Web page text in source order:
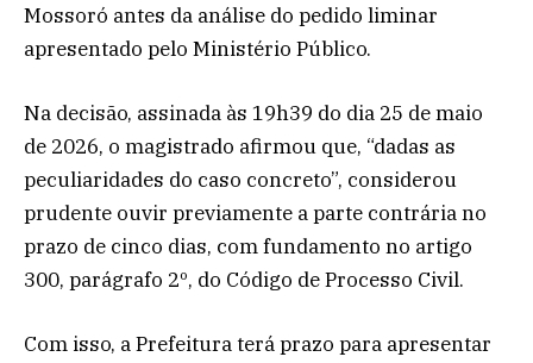
Mossoró antes da análise do pedido liminar
apresentado pelo Ministério Público.
Na decisão, assinada às 19h39 do dia 25 de maio
de 2026, o magistrado afirmou que, “dadas as
peculiaridades do caso concreto”, considerou
prudente ouvir previamente a parte contrária no
prazo de cinco dias, com fundamento no artigo
300, parágrafo 2º, do Código de Processo Civil.
Com isso, a Prefeitura terá prazo para apresentar